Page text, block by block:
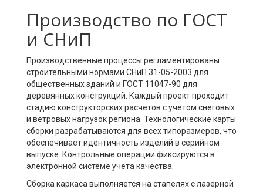
Производство по ГОСТ
и СНиП
Производственные процессы регламентированы
строительными нормами СНиП 31-05-2003 для
общественных зданий и ГОСТ 11047-90 для
деревянных конструкций. Каждый проект проходит
стадию конструкторских расчетов с учетом снеговых
и ветровых нагрузок региона. Технологические карты
сборки разрабатываются для всех типоразмеров, что
обеспечивает идентичность изделий в серийном
выпуске. Контрольные операции фиксируются в
электронной системе учета качества.
Сборка каркаса выполняется на стапелях с лазерной